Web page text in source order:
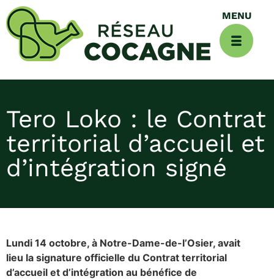
Tero Loko : le Contrat
territorial d’accueil et
d’intégration signé
Lundi 14 octobre, à Notre-Dame-de-l’Osier, avait
lieu la signature officielle du Contrat territorial
d’accueil et d’intégration au bénéfice de